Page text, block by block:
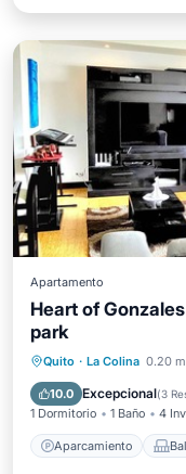
Apartamento
Heart of
park
Quito · La Colina 0.20
10.0 Excepcional(3
1 Dormitorio 1 Baño 4
Aparcamiento
Cocina